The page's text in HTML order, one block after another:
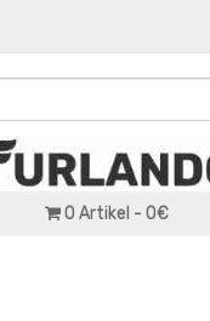
0 Artikel - 0€